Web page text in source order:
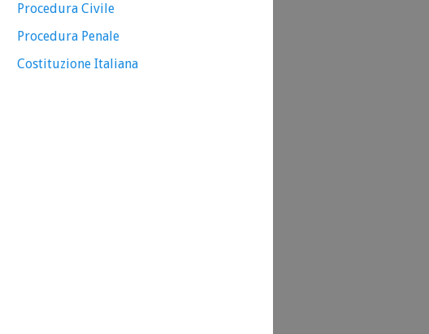
Procedura Civile
Procedura Penale
Costituzione Italiana